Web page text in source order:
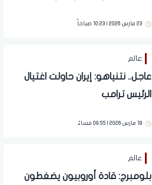
23 مارس 2026 | 10:23 صباحاً
عالم
عاجل.. نتنياهو: إيران حاولت اغتيال
الرئيس ترامب
19 مارس 2026 | 09:55 مساءً
عالم
بلومبرج: قادة أوروبيون يضغطون